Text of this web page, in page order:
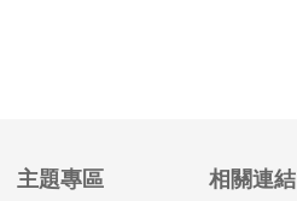
主題專區 相關連結